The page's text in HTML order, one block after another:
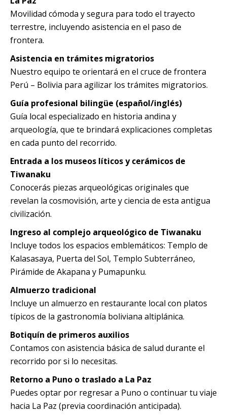
Movilidad cómoda y segura para todo el trayecto
terrestre, incluyendo asistencia en el paso de
frontera.
Asistencia en trámites migratorios
Nuestro equipo te orientará en el cruce de frontera
Perú – Bolivia para agilizar los trámites migratorios.
Guía profesional bilingüe (español/inglés)
Guía local especializado en historia andina y
arqueología, que te brindará explicaciones completas
en cada punto del recorrido.
Entrada a los museos líticos y cerámicos de
Tiwanaku
Conocerás piezas arqueológicas originales que
revelan la cosmovisión, arte y ciencia de esta antigua
civilización.
Ingreso al complejo arqueológico de Tiwanaku
Incluye todos los espacios emblemáticos: Templo de
Kalasasaya, Puerta del Sol, Templo Subterráneo,
Pirámide de Akapana y Pumapunku.
Almuerzo tradicional
Incluye un almuerzo en restaurante local con platos
típicos de la gastronomía boliviana altiplánica.
Botiquín de primeros auxilios
Contamos con asistencia básica de salud durante el
recorrido por si lo necesitas.
Retorno a Puno o traslado a La Paz
Puedes optar por regresar a Puno o continuar tu viaje
hacia La Paz (previa coordinación anticipada).